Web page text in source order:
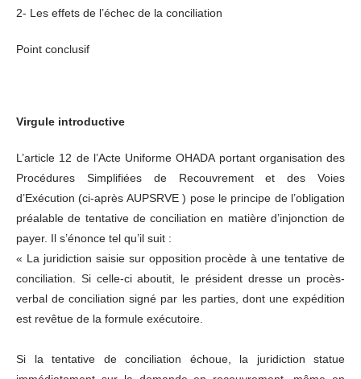
2- Les effets de l’échec de la conciliation
Point conclusif
Virgule introductive
L’article 12 de l’Acte Uniforme OHADA portant organisation des
Procédures Simplifiées de Recouvrement et des Voies
d’Exécution (ci-après AUPSRVE ) pose le principe de l’obligation
préalable de tentative de conciliation en matière d’injonction de
payer. Il s’énonce tel qu’il suit :
« La juridiction saisie sur opposition procède à une tentative de
conciliation. Si celle-ci aboutit, le président dresse un procès-
verbal de conciliation signé par les parties, dont une expédition
est revêtue de la formule exécutoire.
Si la tentative de conciliation échoue, la juridiction statue